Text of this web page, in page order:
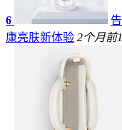
6
康亮肤新体验 2个月前